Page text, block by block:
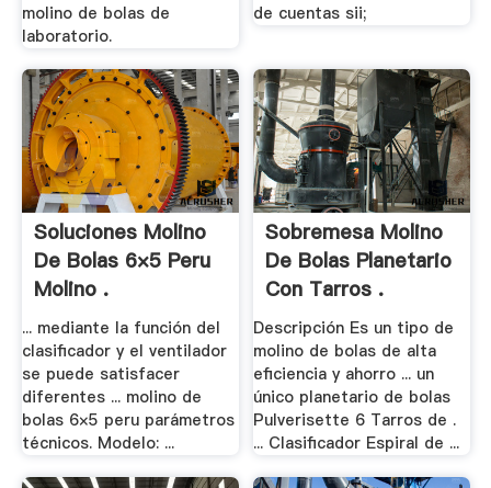
molino de bolas de
laboratorio.
de cuentas sii;
Soluciones Molino
De Bolas 6×5 Peru
Molino .
... mediante la función del
clasificador y el ventilador
se puede satisfacer
diferentes ... molino de
bolas 6×5 peru parámetros
técnicos. Modelo: ...
Sobremesa Molino
De Bolas Planetario
Con Tarros .
Descripción Es un tipo de
molino de bolas de alta
eficiencia y ahorro ... un
único planetario de bolas
Pulverisette 6 Tarros de .
... Clasificador Espiral de ...